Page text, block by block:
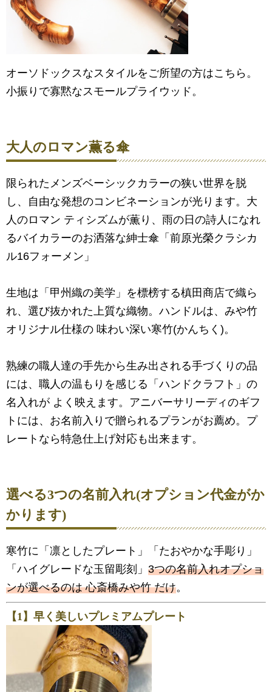
オーソドックスなスタイルをご所望の方はこちら。
小振りで寡黙なスモールプライウッド。
大人のロマン薫る傘
限られたメンズベーシックカラーの狭い世界を脱
し、自由な発想のコンビネーションが光ります。大
人のロマン ティシズムが薫り、雨の日の詩人になれ
るバイカラーのお洒落な紳士傘「前原光榮クラシカ
ル16フォーメン」
生地は「甲州織の美学」を標榜する槙田商店で織ら
れ、選び抜かれた上質な織物。ハンドルは、みや竹
オリジナル仕様の 味わい深い寒竹(かんちく)。
熟練の職人達の手先から生み出される手づくりの品
には、職人の温もりを感じる「ハンドクラフト」の
名入れが よく映えます。アニバーサリーディのギフ
トには、お名前入りで贈られるプランがお薦め。プ
レートなら特急仕上げ対応も出来ます。
選べる3つの名前入れ(オプション代金がか
かります)
寒竹に「凛としたプレート」「たおやかな手彫り」
「ハイグレードな玉留彫刻」 3つの名前入れオプショ
ンが選べるのは 心斎橋みや竹 だけ。
【1】早く美しいプレミアムプレート